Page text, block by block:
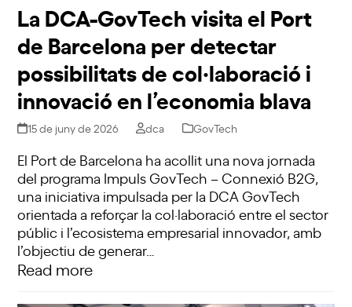
La DCA-GovTech visita el Port
de Barcelona per detectar
possibilitats de col·laboració i
innovació en l’economia blava
15 de juny de 2026 dca GovTech
El Port de Barcelona ha acollit una nova jornada
del programa Impuls GovTech – Connexió B2G,
una iniciativa impulsada per la DCA GovTech
orientada a reforçar la col·laboració entre el sector
públic i l’ecosistema empresarial innovador, amb
l’objectiu de generar…
Read more